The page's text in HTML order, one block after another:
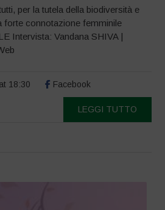
per la tutela della biodiversità e
forte connotazione femminile
Intervista: Vandana SHIVA |
18:30 Facebook
LEGGI TUTTO